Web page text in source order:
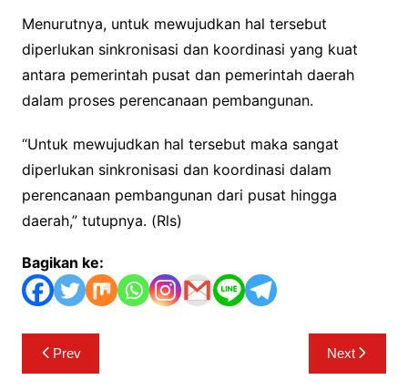
Menurutnya, untuk mewujudkan hal tersebut
diperlukan sinkronisasi dan koordinasi yang kuat
antara pemerintah pusat dan pemerintah daerah
dalam proses perencanaan pembangunan.
“Untuk mewujudkan hal tersebut maka sangat
diperlukan sinkronisasi dan koordinasi dalam
perencanaan pembangunan dari pusat hingga
daerah,” tutupnya. (Rls)
Bagikan ke:
Navigasi
pos
Prev Next